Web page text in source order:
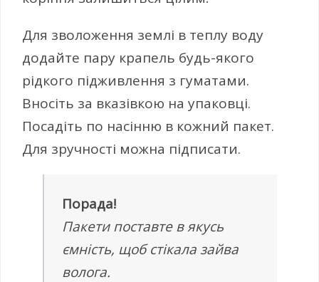
Для зволоження землі в теплу воду
додайте пару крапель будь-якого
рідкого підживлення з гуматами.
Вносіть за вказівкою на упаковці.
Посадіть по насінню в кожний пакет.
Для зручності можна підписати.
Порада!
Пакети поставте в якусь
ємність, щоб стікала зайва
волога.